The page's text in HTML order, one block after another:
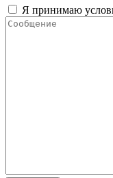
Я принимаю